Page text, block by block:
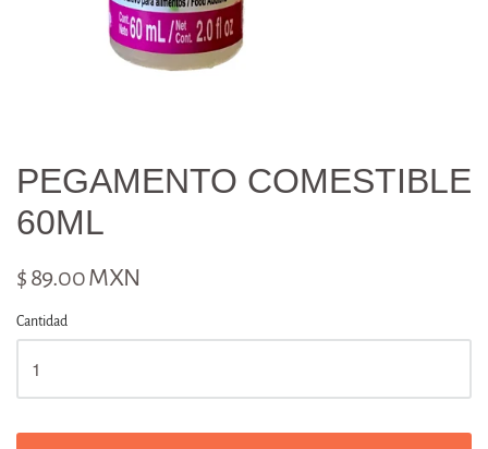
PEGAMENTO COMESTIBLE
60ML
$ 89.00 MXN
Cantidad